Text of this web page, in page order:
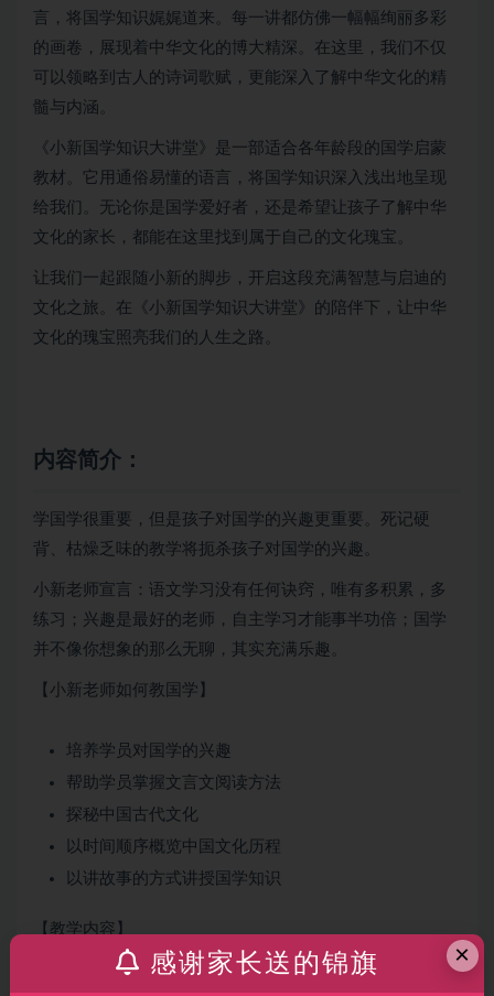
言，将国学知识娓娓道来。每一讲都仿佛一幅幅绚丽多彩
的画卷，展现着中华文化的博大精深。在这里，我们不仅
可以领略到古人的诗词歌赋，更能深入了解中华文化的精
髓与内涵。
《小新国学知识大讲堂》是一部适合各年龄段的 国学启蒙
教材。它用通俗易懂的语言，将国学知识深入浅出地呈现
给我们。无论你是国学爱好者，还是希望让孩子了解中华
文化的家长，都能在这里找到属于自己的文化瑰宝。
让我们一起跟随小新的脚步，开启这段充满智慧与启迪的
文化之旅。在《小新国学知识大讲堂》的陪伴下，让中华
文化的瑰宝照亮我们的人生之路。
内容简介：
学国学很重要，但是孩子对国学的兴趣更重要。死记硬
背、枯燥乏味的教学将扼杀孩子对国学的兴趣。
小新老师宣言：语文学习没有任何诀窍，唯有多积累，多
练习；兴趣是最好的老师，自主学习才能事半功倍；国学
并不像你想象的那么无聊，其实充满乐趣。
【小新老师如何教国学】
培养学员对国学的兴趣
帮助学员掌握文言文阅读方法
探秘中国古代文化
以时间顺序概览中国文化历程
以讲故事的方式讲授国学知识
【教学内容】
以时间为主线，国学知识大串讲
×
感谢家长送的锦旗